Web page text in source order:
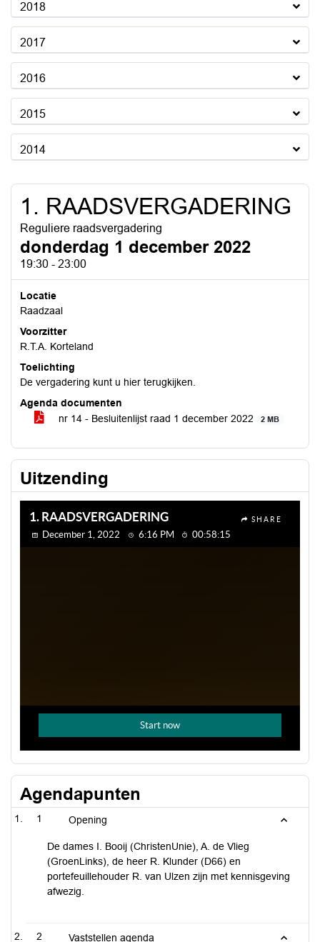
2018
2017
2016
2015
2014
1. RAADSVERGADERING
Reguliere raadsvergadering
donderdag 1 december 2022
19:30 - 23:00
Locatie
Raadzaal
Voorzitter
R.T.A. Korteland
Toelichting
De vergadering kunt u hier terugkijken.
Agenda documenten
nr 14 - Besluitenlijst raad 1 december 2022
2 MB
Uitzending
Agendapunten
1 Opening
De dames I. Booij (ChristenUnie), A. de Vlieg
(GroenLinks), de heer R. Klunder (D66) en
portefeuillehouder R. van Ulzen zijn met kennisgeving
afwezig.
2 Vaststellen agenda